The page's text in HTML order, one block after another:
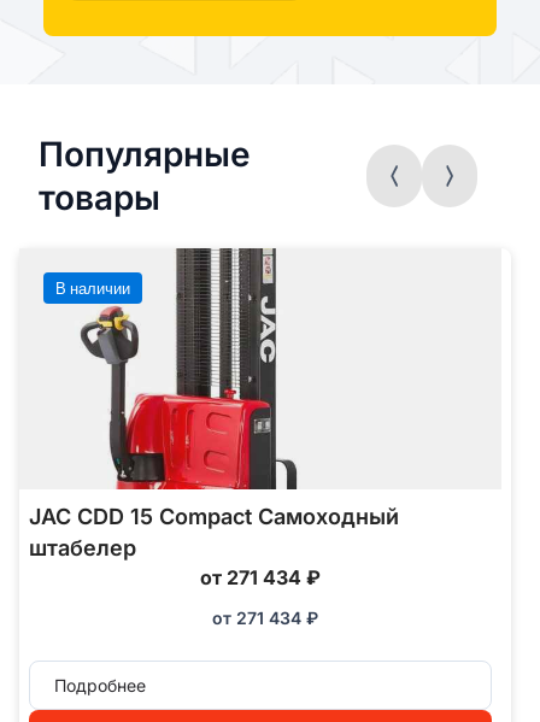
Популярные
товары
В наличии
JAC CDD 15 Compact Самоходный
штабелер
от 271 434 ₽
от 271 434 ₽
Подробнее